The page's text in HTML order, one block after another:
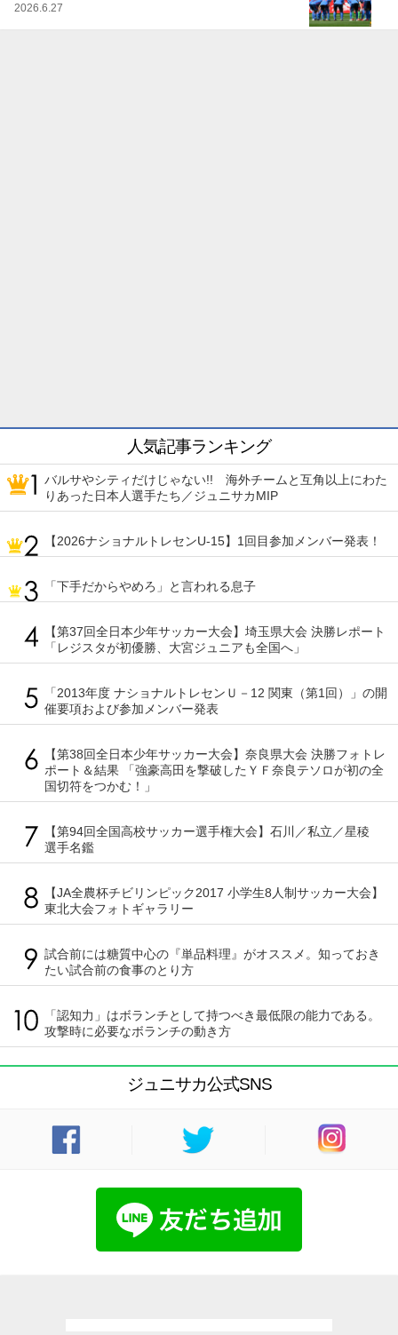
2026.6.27
人気記事ランキング
バルサやシティだけじゃない!! 海外チームと互角以上にわた
りあった日本人選手たち／ジュニサカMIP
【2026ナショナルトレセンU-15】1回目参加メンバー発表！
「下手だからやめろ」と言われる息子
【第37回全日本少年サッカー大会】埼玉県大会 決勝レポート
「レジスタが初優勝、大宮ジュニアも全国へ」
「2013年度 ナショナルトレセンＵ－12 関東（第1回）」の開
催要項および参加メンバー発表
【第38回全日本少年サッカー大会】奈良県大会 決勝フォトレ
ポート＆結果 「強豪高田を撃破したＹＦ奈良テソロが初の全
国切符をつかむ！」
【第94回全国高校サッカー選手権大会】石川／私立／星稜
選手名鑑
【JA全農杯チビリンピック2017 小学生8人制サッカー大会】
東北大会フォトギャラリー
試合前には糖質中心の『単品料理』がオススメ。知っておき
たい試合前の食事のとり方
「認知力」はボランチとして持つべき最低限の能力である。
攻撃時に必要なボランチの動き方
ジュニサカ公式SNS